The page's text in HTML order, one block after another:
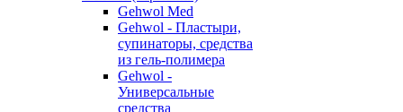
Gehwol Med
Gehwol - Пластыри,
супинаторы, средства
из гель-полимера
Gehwol -
Универсальные
средства